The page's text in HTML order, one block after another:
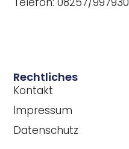
Rechtliches
Kontakt
Impressum
Datenschutz